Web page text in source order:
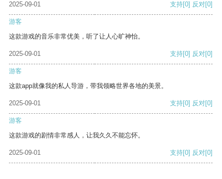
2025-09-01
支持[0] 反对[0]
游客
这款游戏的音乐非常优美，听了让人心旷神怡。
2025-09-01 支持[0] 反对[0]
游客
这款app就像我的私人导游，带我领略世界各地的美景。
2025-09-01 支持[0] 反对[0]
游客
这款游戏的剧情非常感人，让我久久不能忘怀。
2025-09-01 支持[0] 反对[0]